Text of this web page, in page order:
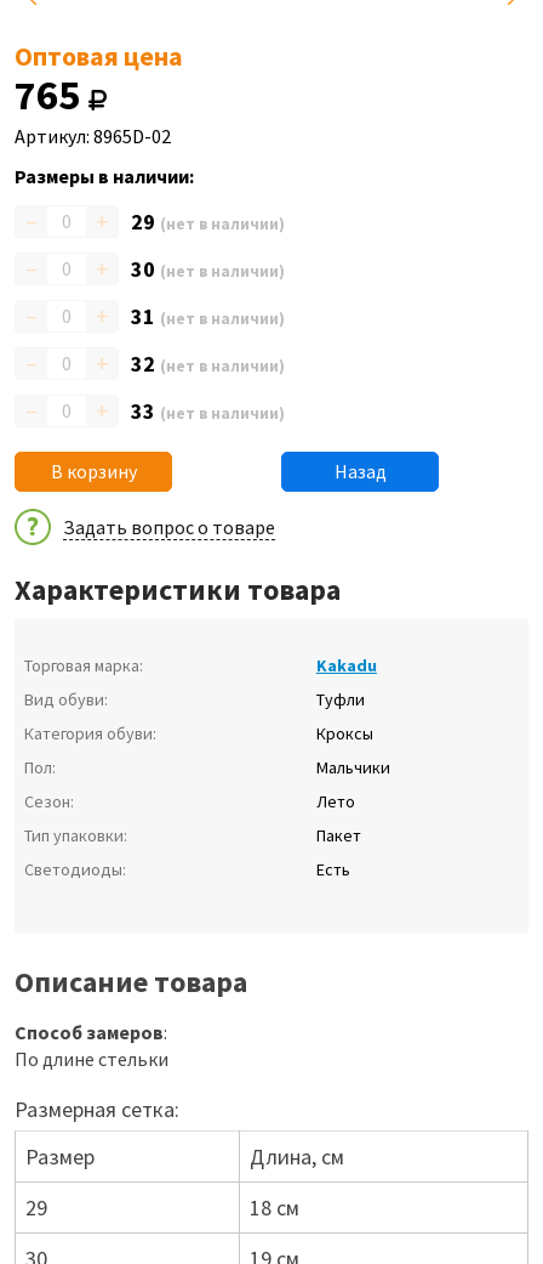
Оптовая цена
765
Артикул: 8965D-02
Размеры в наличии:
– + 29 (нет в наличии)
– + 30 (нет в наличии)
– + 31 (нет в наличии)
– + 32 (нет в наличии)
– + 33 (нет в наличии)
В корзину Назад
Задать вопрос о товаре
Характеристики товара
Торговая марка:
Kakadu
Вид обуви:
Туфли
Категория обуви:
Кроксы
Пол:
Мальчики
Сезон:
Лето
Тип упаковки:
Пакет
Светодиоды:
Есть
Описание товара
Способ замеров:
По длине стельки
Размерная сетка:
Размер
Длина, см
29
18 см